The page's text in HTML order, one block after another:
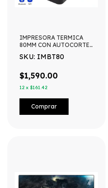
IMPRESORA TERMICA
80MM CON AUTOCORTE
SKU: IMBT80
$1,590.00
12 x $161.42